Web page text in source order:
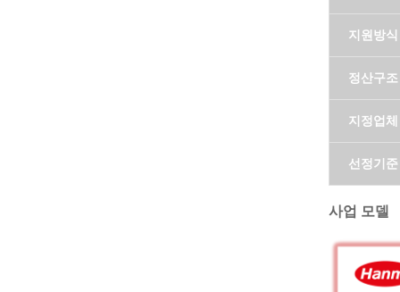
지원방식
정산구조
지정업체
선정기준
사업 모델